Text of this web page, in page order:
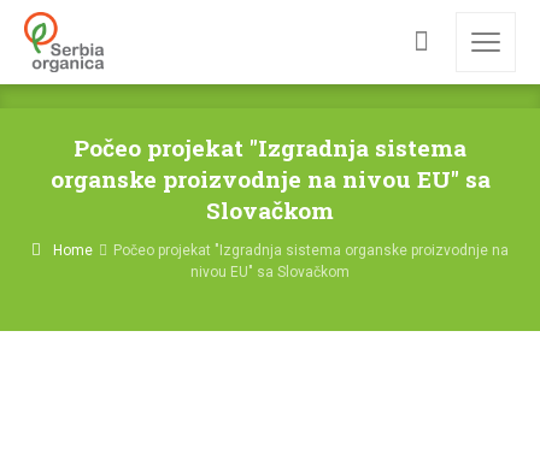
Počeo projekat "Izgradnja sistema
organske proizvodnje na nivou EU" sa
Slovačkom
Home
Počeo projekat "Izgradnja sistema organske proizvodnje na
nivou EU" sa Slovačkom